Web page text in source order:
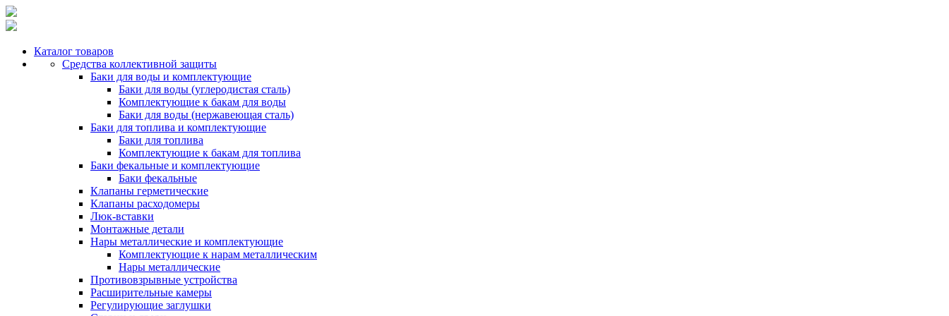
Каталог товаров
Средства коллективной защиты
Баки для воды и комплектующие
Баки для воды (углеродистая сталь)
Комплектующие к бакам для воды
Баки для воды (нержавеющая сталь)
Баки для топлива и комплектующие
Баки для топлива
Комплектующие к бакам для топлива
Баки фекальные и комплектующие
Баки фекальные
Клапаны герметические
Клапаны расходомеры
Люк-вставки
Монтажные детали
Нары металлические и комплектующие
Комплектующие к нарам металлическим
Нары металлические
Противовзрывные устройства
Расширительные камеры
Регулирующие заглушки